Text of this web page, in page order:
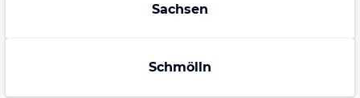
Sachsen
Schmölln